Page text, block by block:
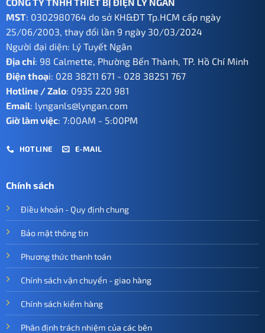
MST: 0302980764 do sở KH&ĐT Tp.HCM cấp ngày
25/06/2003, thay đổi lần 9 ngày 30/03/2024
Người đại diện: Lý Tuyết Ngân
Địa chỉ: 98 Calmette, Phường Bến Thành, TP. Hồ Chí Minh
Điện thoại: 028 38211 671 - 028 38251 767
Hotline / Zalo: 0935 220 981
Email: lynganls@lyngan.com
Giờ làm việc: 7:00AM - 5:00PM
HOTLINE E-MAIL
Chính sách
Điều khoản - Quy định chung
Bảo mật thông tin
Phương thức thanh toán
Chính sách vận chuyển - giao hàng
Chính sách kiểm hàng
Phân định trách nhiệm của các bên